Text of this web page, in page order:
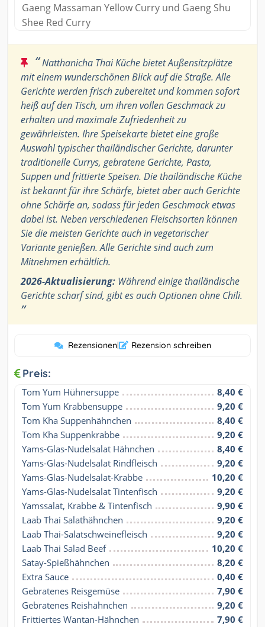
Gaeng Massaman Yellow Curry und Gaeng Shu
Shee Red Curry
“Natthanicha Thai Küche bietet Außensitzplätze
mit einem wunderschönen Blick auf die Straße. Alle
Gerichte werden frisch zubereitet und kommen sofort
heiß auf den Tisch, um ihren vollen Geschmack zu
erhalten und maximale Zufriedenheit zu
gewährleisten. Ihre Speisekarte bietet eine große
Auswahl typischer thailändischer Gerichte, darunter
traditionelle Currys, gebratene Gerichte, Pasta,
Suppen und frittierte Speisen. Die thailändische Küche
ist bekannt für ihre Schärfe, bietet aber auch Gerichte
ohne Schärfe an, sodass für jeden Geschmack etwas
dabei ist. Neben verschiedenen Fleischsorten können
Sie die meisten Gerichte auch in vegetarischer
Variante genießen. Alle Gerichte sind auch zum
Mitnehmen erhältlich.
2026-Aktualisierung: Während einige thailändische
Gerichte scharf sind, gibt es auch Optionen ohne Chili.
”
Rezensionen| Rezension schreiben
Preis:
Tom Yum Hühnersuppe
8,40 €
Tom Yum Krabbensuppe
9,20 €
Tom Kha Suppenhähnchen
8,40 €
Tom Kha Suppenkrabbe
9,20 €
Yams-Glas-Nudelsalat Hähnchen
8,40 €
Yams-Glas-Nudelsalat Rindfleisch
9,20 €
Yams-Glas-Nudelsalat-Krabbe
10,20 €
Yams-Glas-Nudelsalat Tintenfisch
9,20 €
Yamssalat, Krabbe & Tintenfisch
9,90 €
Laab Thai Salathähnchen
9,20 €
Laab Thai-Salatschweinefleisch
9,20 €
Laab Thai Salad Beef
10,20 €
Satay-Spießhähnchen
8,20 €
Extra Sauce
0,40 €
Gebratenes Reisgemüse
7,90 €
Gebratenes Reishähnchen
9,20 €
Frittiertes Wantan-Hähnchen
7,90 €